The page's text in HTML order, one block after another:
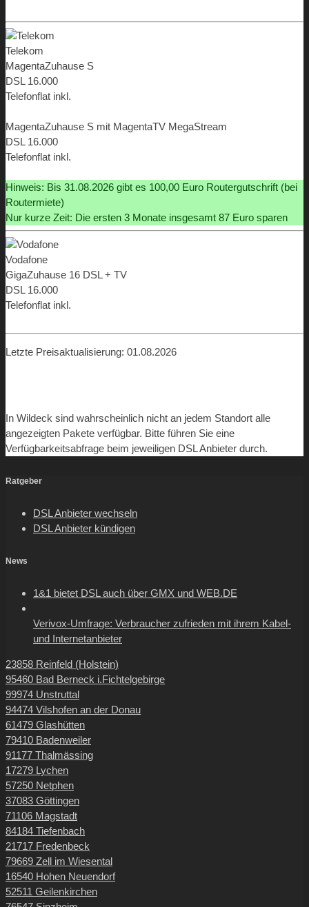
Telekom
MagentaZuhause S
DSL 16.000
Telefonflat inkl.
MagentaZuhause S mit MagentaTV MegaStream
DSL 16.000
Telefonflat inkl.
Hinweis: Bis 31.08.2026 gibt es 100,00 Euro Routergutschrift (bei
Routermiete)
Nur kurze Zeit: Die ersten 3 Monate insgesamt 87 Euro sparen
Vodafone
GigaZuhause 16 DSL + TV
DSL 16.000
Telefonflat inkl.
Letzte Preisaktualisierung: 01.08.2026
In Wildeck sind wahrscheinlich nicht an jedem Standort alle
angezeigten Pakete verfügbar. Bitte führen Sie eine
Verfügbarkeitsabfrage beim jeweiligen DSL Anbieter durch.
Ratgeber
DSL Anbieter wechseln
DSL Anbieter kündigen
News
1&1 bietet DSL auch über GMX und WEB.DE
Verivox-Umfrage: Verbraucher zufrieden mit ihrem Kabel-
und Internetanbieter
23858 Reinfeld (Holstein)
95460 Bad Berneck i.Fichtelgebirge
99974 Unstruttal
94474 Vilshofen an der Donau
61479 Glashütten
79410 Badenweiler
91177 Thalmässing
17279 Lychen
57250 Netphen
37083 Göttingen
71106 Magstadt
84184 Tiefenbach
21717 Fredenbeck
79669 Zell im Wiesental
16540 Hohen Neuendorf
52511 Geilenkirchen